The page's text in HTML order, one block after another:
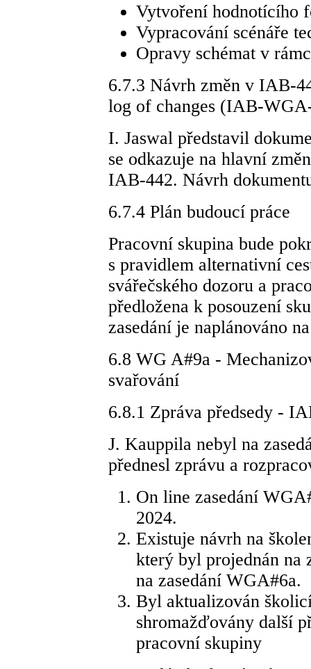
Vytvoření hodnotícího
Vypracování scénáře
Opravy schémat v
6.7.3 Návrh změn v IAB-
log of changes (IAB-
I. Jaswal představil
se odkazuje na hlavní
IAB-442. Návrh
6.7.4 Plán budoucí práce
Pracovní skupina bude
s pravidlem alternativní
svářečského dozoru a
předložena k posouzení
zasedání je naplánováno
6.8 WG A#9a -
svařování
6.8.1 Zpráva předsedy -
J. Kauppila nebyl na
přednesl zprávu a
On line zasedání
2024.
Existuje návrh na
který byl projednán na
na zasedání WGA#6a.
Byl aktualizován
shromažďovány další
pracovní skupiny